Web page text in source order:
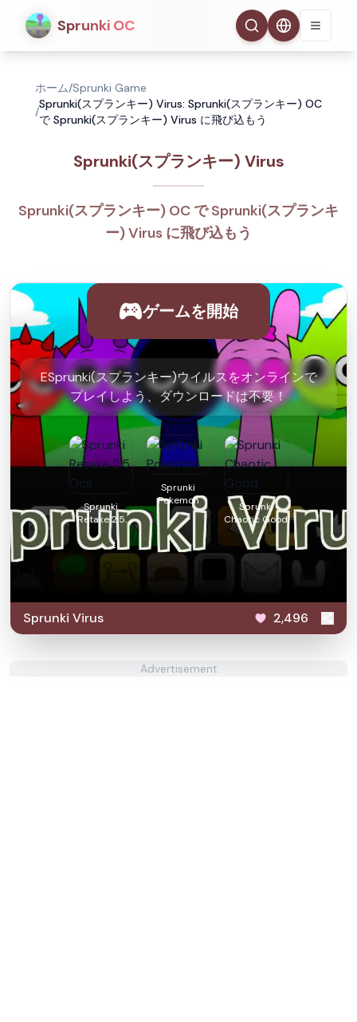
Sprunki OC
ホーム/Sprunki Game
/
Sprunki(スプランキー) Virus: Sprunki(スプランキー) OC
で Sprunki(スプランキー) Virus に飛び込もう
Sprunki(スプランキー) Virus
Sprunki(スプランキー) OC で Sprunki(スプランキ
ー) Virus に飛び込もう
ゲームを開始
ESprunki(スプランキー)ウイルスをオンラインで
プレイしよう、ダウンロードは不要！
Sprunki
Retake 2.5
Ocs
Sprunki
Pokemon
Sprunki
Chaotic Good
Sprunki Virus 2,496
Advertisement